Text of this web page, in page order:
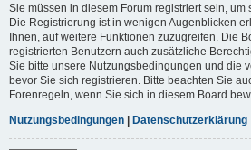
Sie müssen in diesem Forum registriert sein, um
Die Registrierung ist in wenigen Augenblicken
Ihnen, auf weitere Funktionen zuzugreifen. Die
registrierten Benutzern auch zusätzliche
Sie bitte unsere Nutzungsbedingungen und die
bevor Sie sich registrieren. Bitte beachten Sie
Forenregeln, wenn Sie sich in diesem Board
Nutzungsbedingungen | Datenschutzerklärung